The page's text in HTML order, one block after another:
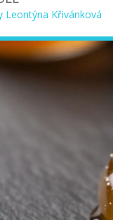
Leontýna Křivánková